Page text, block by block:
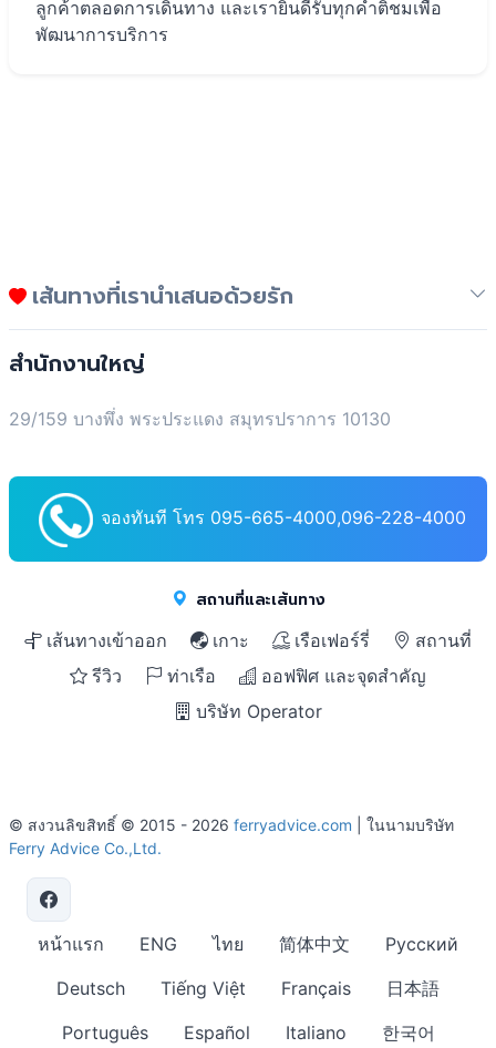
ลูกค้าตลอดการเดินทาง และเรายินดีรับทุกคำติชมเพื่อ
พัฒนาการบริการ
เส้นทางที่เรานำเสนอด้วยรัก
สำนักงานใหญ่
29/159 บางพึ่ง พระประแดง สมุทรปราการ 10130
จองทันที โทร 095-665-4000,096-228-4000
สถานที่และเส้นทาง
เส้นทางเข้าออก เกาะ เรือเฟอร์รี่
สถานที่
รีวิว
ท่าเรือ
ออฟฟิศ และจุดสำคัญ
บริษัท Operator
© สงวนลิขสิทธิ์ © 2015 - 2026 ferryadvice.com | ในนามบริษัท
Ferry Advice Co.,Ltd.
หน้าแรก ENG ไทย 简体中文
Русский
Deutsch
Tiếng Việt Français
日本語
Português
Español Italiano 한국어